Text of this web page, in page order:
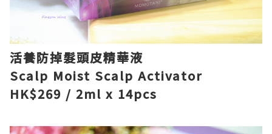
活養防掉髮頭皮精華液
Scalp Moist Scalp Activator
HK$269 / 2ml x 14pcs